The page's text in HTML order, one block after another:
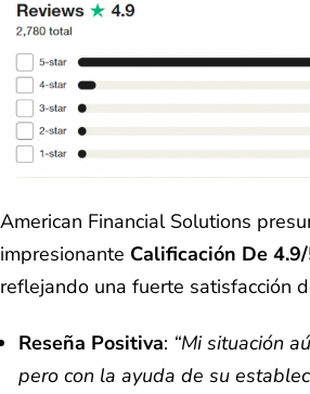
American Financial Solutions
impresionante Calificación De
reflejando una fuerte satisfacción
Reseña Positiva: “Mi situación
pero con la ayuda de su